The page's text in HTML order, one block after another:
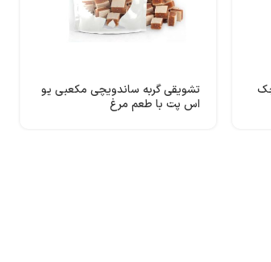
تشویقی گربه ساندویچی مکعبی یو
اس پت با طعم مرغ